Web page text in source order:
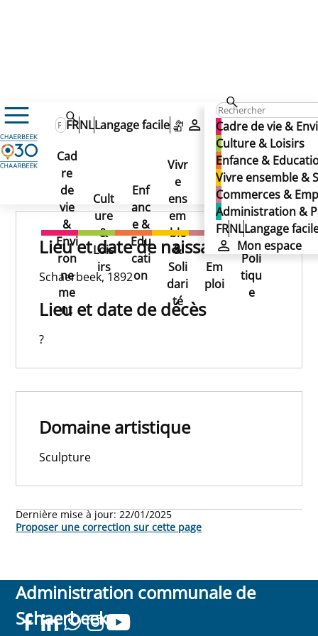
Cadre de vie &
Culture & Loisirs
Enfance &
Vivre ensemble &
Commerces &
Administration &
FRNLLangage
Mon espace
FRNLLangage facile
Mon espace
Cad
re
de
vie
&
Envi
ron
ne
me
nt
Cult
ure
&
Lois
irs
Enf
anc
e &
Edu
cati
on
Vivr
e
ens
em
ble
&
Soli
dari
té
Co
mm
erc
es
&
Em
ploi
Ad
min
istr
atio
n &
Poli
tiqu
e
HASTAT Alexandre
HASTAT Alexandre
HASTAT Alexandre
Publié le 22/01/2025
Lieu et date de naissance
Schaerbeek, 1892
Lieu et date de décès
?
Domaine artistique
Sculpture
Dernière mise à jour:22/01/2025
Proposer une correction sur cette page
Administration communale de
Schaerbeek